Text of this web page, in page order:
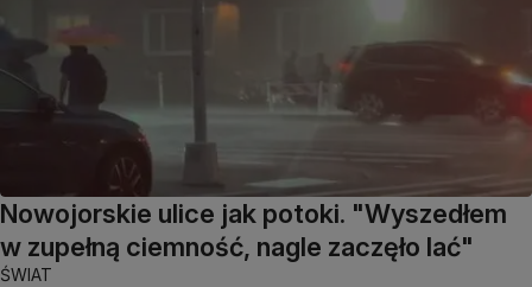
Nowojorskie ulice jak potoki. "Wyszedłem
w zupełną ciemność, nagle zaczęło lać"
ŚWIAT